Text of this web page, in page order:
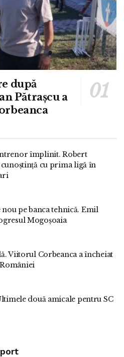
după
Pătrașcu a
împlinit. Robert
cunoștință cu prima ligă în
pe banca tehnică. Emil
Mogoșoaia
Viitorul Corbeanca a încheiat
două amicale pentru SC